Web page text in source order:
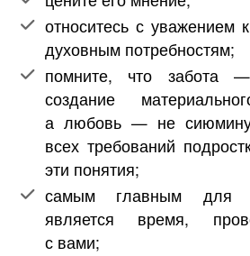
относитесь с уважением
духовным потребностям;
помните, что забота
создание
а любовь — не
всех требований
эти понятия;
самым главным для
является время,
с вами;